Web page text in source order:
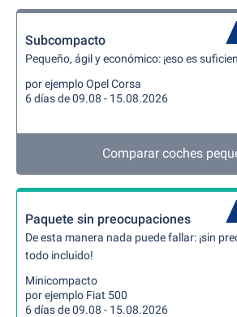
Subcompacto
Pequeño, ágil y económico: ¡eso es
por ejemplo Opel Corsa
6 días de 09.08 - 15.08.2026
Comparar coches
Paquete sin preocupaciones
De esta manera nada puede fallar: ¡sin
todo incluido!
Minicompacto
por ejemplo Fiat 500
6 días de 09.08 - 15.08.2026